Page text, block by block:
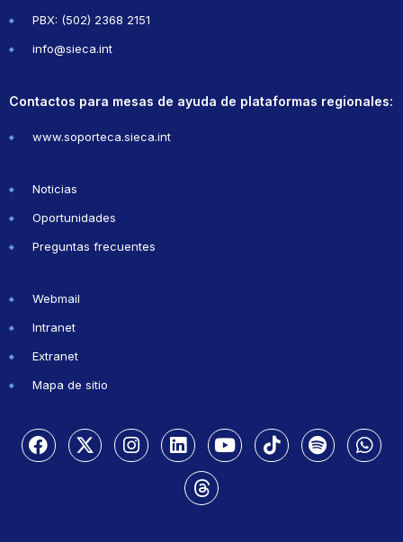
PBX: (502) 2368 2151
info@sieca.int
Contactos para mesas de ayuda de plataformas regionales:
www.soporteca.sieca.int
Noticias
Oportunidades
Preguntas frecuentes
Webmail
Intranet
Extranet
Mapa de sitio